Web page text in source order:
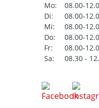
Mo:
08.00-
Di:
08.00-
Mi:
08.00-
Do:
08.00-
Fr:
08.00-
Sa:
08.30 -